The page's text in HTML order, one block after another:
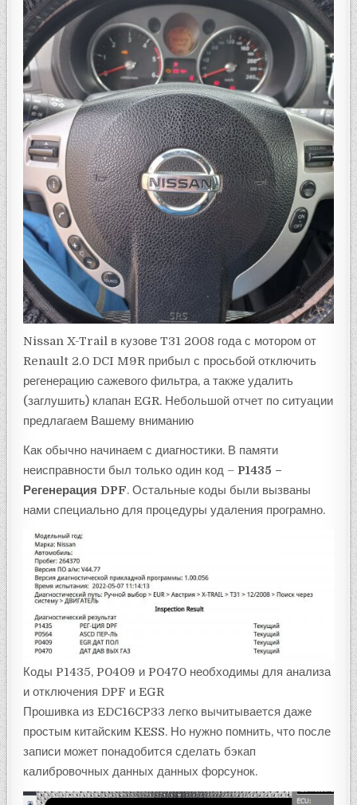
Nissan X-Trail в кузове T31 2008 года с мотором от
Renault 2.0 DCI M9R прибыл с просьбой отключить
регенерацию сажевого фильтра, а также удалить
(заглушить) клапан EGR. Небольшой отчет по ситуации
предлагаем Вашему вниманию
Как обычно начинаем с диагностики. В памяти
неисправности был только один код –P1435 –
Регенерация DPF. Остальные коды были вызваны
нами специально для процедуры удаления програмно.
Коды P1435, P0409 и P0470 необходимы для анализа
и отключения DPF и EGR
Прошивка из EDC16CP33 легко вычитывается даже
простым китайским KESS. Но нужно помнить, что после
записи может понадобится сделать бэкап
калибровочных данных данных форсунок.